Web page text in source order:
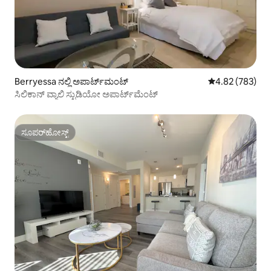
Berryessa ನಲ್ಲಿ ಅಪಾರ್ಟ್‌ಮಂಟ್ 5 ರಲ್ಲಿ 4.82
4.82 (783)
ಸಿಲಿಕಾನ್ ವ್ಯಾಲಿ ಸ್ಟುಡಿಯೋ ಅಪಾರ್ಟ್‌ಮೆಂಟ್
ಸೂಪರ್‌ಹೋಸ್ಟ್
ಸೂಪರ್‌ಹೋಸ್ಟ್